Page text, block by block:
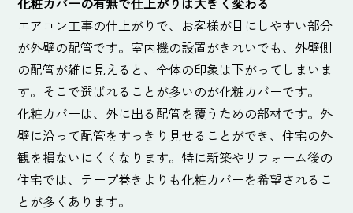
エアコン工事の仕上がりで、お客様が目にしやすい部分
が外壁の配管です。室内機の設置がきれいでも、外壁側
の配管が雑に見えると、全体の印象は下がってしまいま
す。そこで選ばれることが多いのが化粧カバーです。
化粧カバーは、外に出る配管を覆うための部材です。外
壁に沿って配管をすっきり見せることができ、住宅の外
観を損ないにくくなります。特に新築やリフォーム後の
住宅では、テープ巻きよりも化粧カバーを希望されるこ
とが多くあります。